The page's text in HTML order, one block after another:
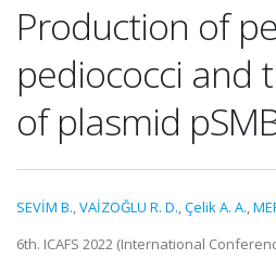
Production of
pediococci and
of plasmid
SEVİM B.,VAİZOĞLU R. D.,Çelik A. A.,
6th. ICAFS 2022 (International